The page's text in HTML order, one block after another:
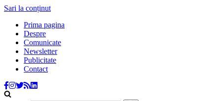
Sari la conținut
Prima pagina
Despre
Comunicate
Newsletter
Publicitate
Contact